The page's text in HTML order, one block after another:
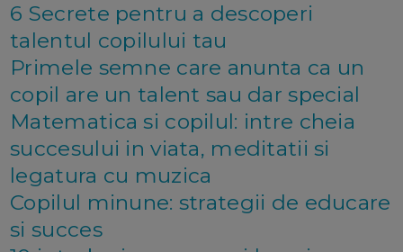
6 Secrete pentru a descoperi
talentul copilului tau
Primele semne care anunta ca un
copil are un talent sau dar special
Matematica si copilul: intre cheia
succesului in viata, meditatii si
legatura cu muzica
Copilul minune: strategii de educare
si succes